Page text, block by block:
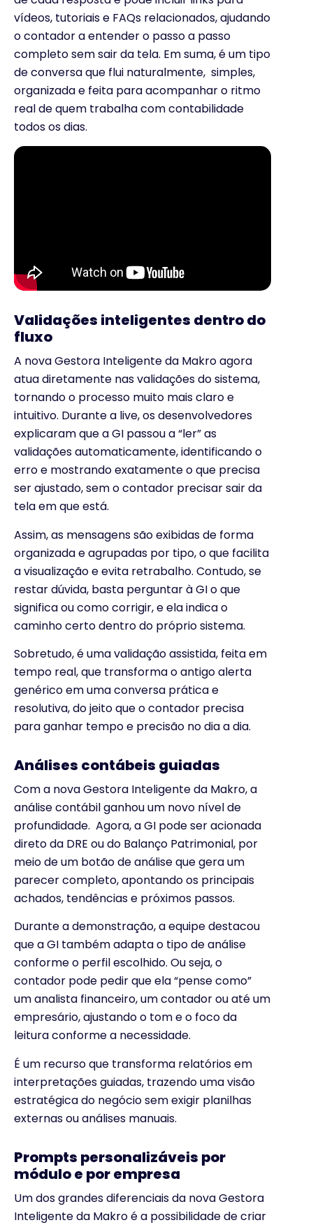
vídeos, tutoriais e FAQs relacionados, ajudando
o contador a entender o passo a passo
completo sem sair da tela. Em suma, é um tipo
de conversa que flui naturalmente, simples,
organizada e feita para acompanhar o ritmo
real de quem trabalha com contabilidade
todos os dias.
Validações inteligentes dentro do
fluxo
A nova Gestora Inteligente da Makro agora
atua diretamente nas validações do sistema,
tornando o processo muito mais claro e
intuitivo. Durante a live, os desenvolvedores
explicaram que a GI passou a “ler” as
validações automaticamente, identificando o
erro e mostrando exatamente o que precisa
ser ajustado, sem o contador precisar sair da
tela em que está.
Assim, as mensagens são exibidas de forma
organizada e agrupadas por tipo, o que facilita
a visualização e evita retrabalho. Contudo, se
restar dúvida, basta perguntar à GI o que
significa ou como corrigir, e ela indica o
caminho certo dentro do próprio sistema.
Sobretudo, é uma validação assistida, feita em
tempo real, que transforma o antigo alerta
genérico em uma conversa prática e
resolutiva, do jeito que o contador precisa
para ganhar tempo e precisão no dia a dia.
Análises contábeis guiadas
Com a nova Gestora Inteligente da Makro, a
análise contábil ganhou um novo nível de
profundidade. Agora, a GI pode ser acionada
direto da DRE ou do Balanço Patrimonial, por
meio de um botão de análise que gera um
parecer completo, apontando os principais
achados, tendências e próximos passos.
Durante a demonstração, a equipe destacou
que a GI também adapta o tipo de análise
conforme o perfil escolhido. Ou seja, o
contador pode pedir que ela “pense como”
um analista financeiro, um contador ou até um
empresário, ajustando o tom e o foco da
leitura conforme a necessidade.
É um recurso que transforma relatórios em
interpretações guiadas, trazendo uma visão
estratégica do negócio sem exigir planilhas
externas ou análises manuais.
Prompts personalizáveis por
módulo e por empresa
Um dos grandes diferenciais da nova Gestora
Inteligente da Makro é a possibilidade de criar